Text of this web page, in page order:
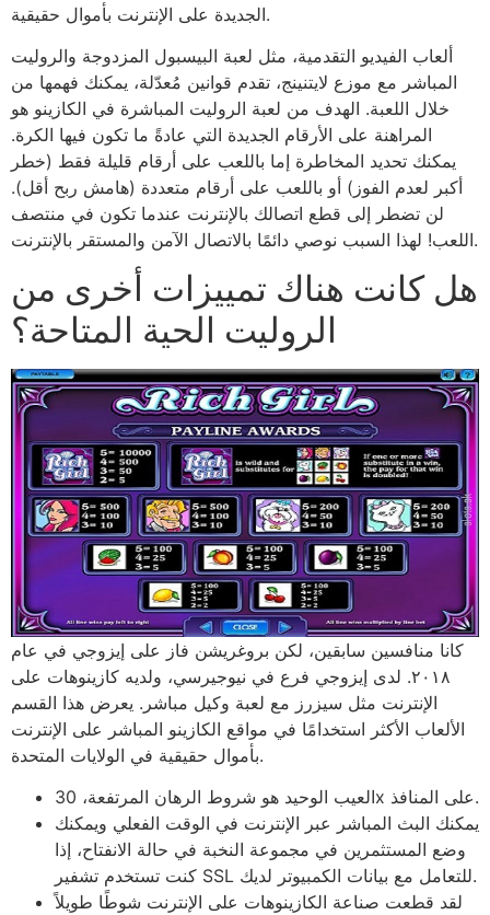
الجديدة على الإنترنت بأموال حقيقية.
ألعاب الفيديو التقدمية، مثل لعبة البيسبول المزدوجة والروليت
المباشر مع موزع لايتنينج، تقدم قوانين مُعدّلة، يمكنك فهمها من
خلال اللعبة. الهدف من لعبة الروليت المباشرة في الكازينو هو
المراهنة على الأرقام الجديدة التي عادةً ما تكون فيها الكرة.
يمكنك تحديد المخاطرة إما باللعب على أرقام قليلة فقط (خطر
أكبر لعدم الفوز) أو باللعب على أرقام متعددة (هامش ربح أقل).
لن تضطر إلى قطع اتصالك بالإنترنت عندما تكون في منتصف
اللعب! لهذا السبب نوصي دائمًا بالاتصال الآمن والمستقر بالإنترنت.
هل كانت هناك تمييزات أخرى من
الروليت الحية المتاحة؟
كانا منافسين سابقين، لكن بروغريشن فاز على إيزوجي في عام
٢٠١٨. لدى إيزوجي فرع في نيوجيرسي، ولديه كازينوهات على
الإنترنت مثل سيزرز مع لعبة وكيل مباشر. يعرض هذا القسم
الألعاب الأكثر استخدامًا في مواقع الكازينو المباشر على الإنترنت
بأموال حقيقية في الولايات المتحدة.
العيب الوحيد هو شروط الرهان المرتفعة، 30x على المنافذ.
يمكنك البث المباشر عبر الإنترنت في الوقت الفعلي ويمكنك
وضع المستثمرين في مجموعة النخبة في حالة الانفتاح، إذا
كنت تستخدم تشفير SSL للتعامل مع بيانات الكمبيوتر لديك.
لقد قطعت صناعة الكازينوهات على الإنترنت شوطًا طويلاً